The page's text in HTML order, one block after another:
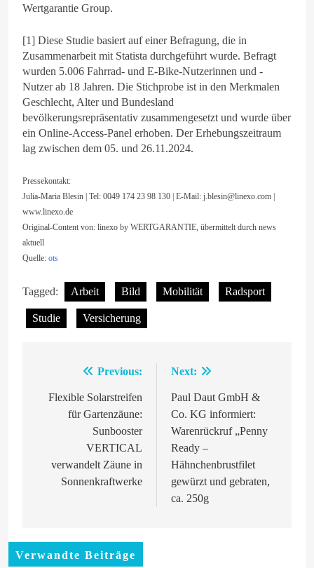
Wertgarantie Group.
[1] Diese Studie basiert auf einer Befragung, die in
Zusammenarbeit mit Statista durchgeführt wurde. Befragt
wurden 5.006 Fahrrad- und E-Bike-Nutzerinnen und -
Nutzer ab 18 Jahren. Die Stichprobe ist in den Merkmalen
Geschlecht, Alter und Bundesland
bevölkerungsrepräsentativ zusammengesetzt und wurde über
ein Online-Access-Panel erhoben. Der Erhebungszeitraum
lag zwischen dem 05. und 26.11.2024.
Pressekontakt:
Julia-Maria Blesin | Tel: 0049 174 23 98 130 | E-Mail: j.blesin@linexo.com |
www.linexo.de
Original-Content von: linexo by WERTGARANTIE, übermittelt durch news
aktuell
Quelle: ots
Tagged: Arbeit Bild Mobilität Radsport
Studie Versicherung
Beitragsnavigation
Previous:
Flexible Solarstreifen
für Gartenzäune:
Sunbooster
VERTICAL
verwandelt Zäune in
Sonnenkraftwerke
Next:
Paul Daut GmbH &
Co. KG informiert:
Warenrückruf „Penny
Ready –
Hähnchenbrustfilet
gewürzt und gebraten,
ca. 250g
Verwandte Beiträge